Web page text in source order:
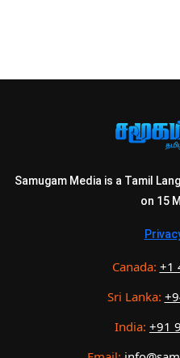
Samugam Media is a Tamil
on 15
Canada: +1
Sri Lanka:
India: +91